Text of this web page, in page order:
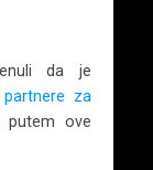
da je
za
putem ove